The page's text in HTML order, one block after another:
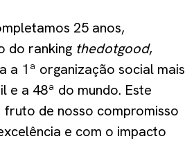
25 anos,
do ranking thedotgood,
a 1ª organização social mais
e a 48ª do mundo. Este
de nosso compromisso
e com o impacto